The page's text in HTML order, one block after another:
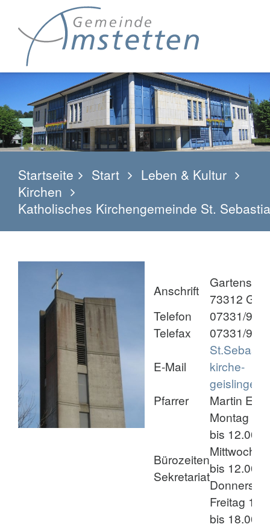
Startseite Start
Leben & Kultur
Kirchen
Katholisches Kirchengemeinde St.
Anschrift
73312
Telefon
07331/
Telefax
07331/
E-Mail
kirche-
Pfarrer
Martin
Bürozeiten
Sekretariat
Montag
bis 12.00
Mittwoch
bis 12.00
Freitag
bis 18.00